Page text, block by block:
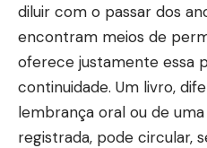
diluir com o passar dos
encontram meios de
oferece justamente essa
continuidade. Um livro,
lembrança oral ou de
registrada, pode circular,